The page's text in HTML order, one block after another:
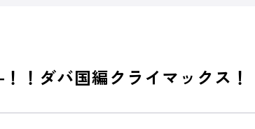
！ダバ国編クライマックス！